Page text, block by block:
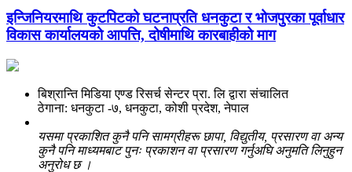
इन्जिनियरमाथि कुटपिटको घटनाप्रति धनकुटा र भोजपुरका पूर्वाधार
विकास कार्यालयको आपत्ति, दोषीमाथि कारबाहीको माग
बिश्रान्ति मिडिया एण्ड रिसर्च सेन्टर प्रा. लि द्वारा संचालित
ठेगाना: धनकुटा -७, धनकुटा, कोशी प्रदेश, नेपाल
यसमा प्रकाशित कुनै पनि सामग्रीहरू छापा, विद्युतीय, प्रसारण वा अन्य
कुनै पनि माध्यमबाट पुनः प्रकाशन वा प्रसारण गर्नुअघि अनुमति लिनुहुन
अनुरोध छ ।